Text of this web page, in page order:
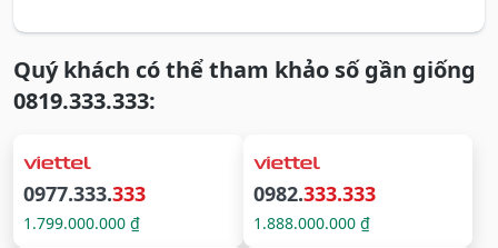
Quý khách có thể tham khảo số gần giống
0819.333.333:
0977.333.333
1.799.000.000 ₫
0982.333.333
1.888.000.000 ₫